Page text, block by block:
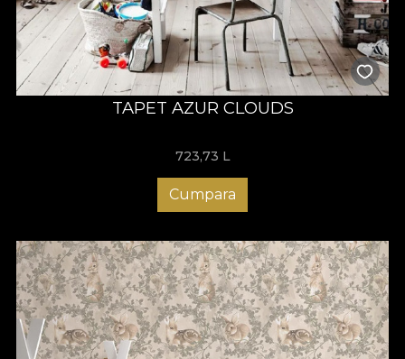
TAPET AZUR CLOUDS
723,73 L
Cumpara